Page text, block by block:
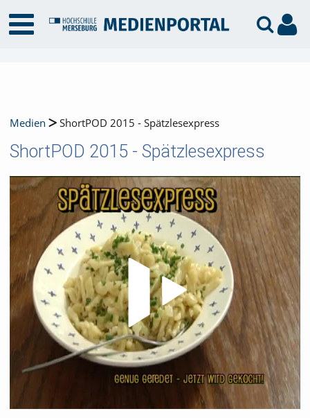
Medien ShortPOD 2015 - Spätzlesexpress
ShortPOD 2015 - Spätzlesexpress